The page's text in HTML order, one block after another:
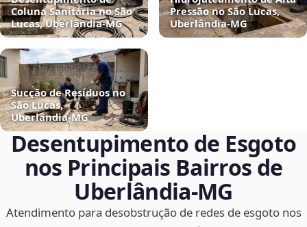
Coluna Sanitária no São
Lucas, Uberlândia‑MG
Pressão no São Lucas,
Uberlândia‑MG
Sucção de Resíduos no
São Lucas,
Uberlândia‑MG
Desentupimento de Esgoto
nos Principais Bairros de
Uberlândia‑MG
Atendimento para desobstrução de redes de esgoto nos